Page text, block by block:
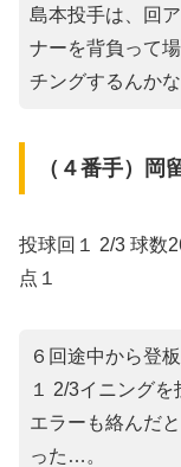
島本投手は、回
ナーを背負って
チングするんか
（４番手）岡
投球回１ 2/3 球数
点１
６回途中から登
１ 2/3イニングを
エラーも絡んだ
った…。